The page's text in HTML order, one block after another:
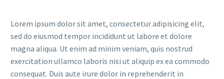
Lorem ipsum dolor sit amet, consectetur adipisicing elit,
sed do eiusmod tempor incididunt ut labore et dolore
magna aliqua. Ut enim ad minim veniam, quis nostrud
exercitation ullamco laboris nisi ut aliquip ex ea commodo
consequat. Duis aute irure dolor in reprehenderit in